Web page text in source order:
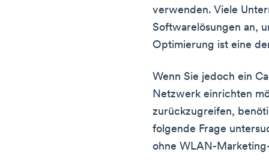
verwenden. Viele
Softwarelösungen an,
Optimierung ist eine
Wenn Sie jedoch ein
Netzwerk einrichten
zurückzugreifen,
folgende Frage
ohne WLAN-